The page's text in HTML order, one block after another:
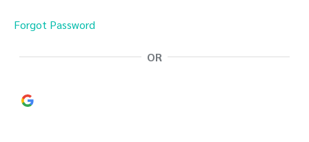
Forgot Password
OR